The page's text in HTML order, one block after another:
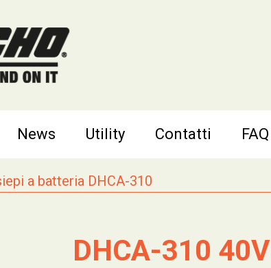
News Utility Contatti FAQ
a batteria DHCA-310
DHCA-310 40V